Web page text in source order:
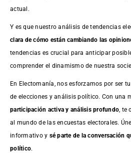
actual.
Y es que nuestro análisis de tendencias
clara de cómo están cambiando las
tendencias es crucial para anticipar
comprender el dinamismo de nuestra
En Electomanía, nos esforzamos por ser
de elecciones y análisis político. Con una
participación activa y análisis profundo ,
al mundo de las encuestas electorales.
informativo y sé parte de la conversación
político.